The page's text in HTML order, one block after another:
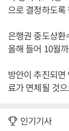
으로 결정하도록
은행권 중도상
올해 들어 10월
방안이 추진되
료가 면제될 것
인기기사